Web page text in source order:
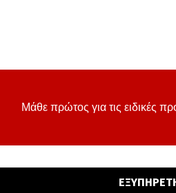
Μάθε πρώτος για τις ειδικές